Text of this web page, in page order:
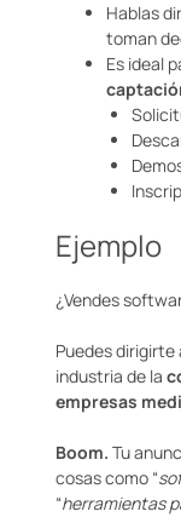
Hablas
toman
Es ideal
Ejemplo
¿Vendes
Puedes dirigirte
industria de la
empresas
Boom. Tu
cosas como “
“herramientas